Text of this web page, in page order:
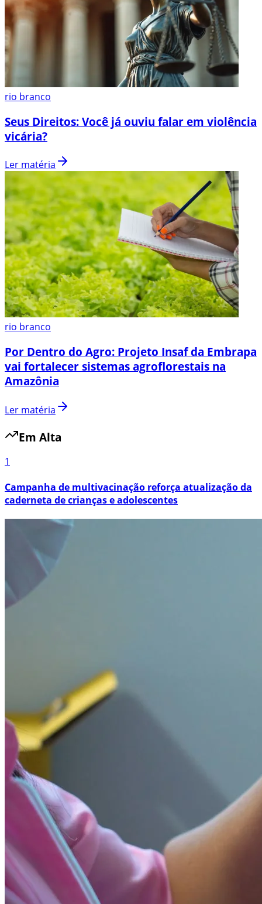
rio branco
Seus Direitos: Você já ouviu falar em violência
vicária?
Ler matéria
rio branco
Por Dentro do Agro: Projeto Insaf da Embrapa
vai fortalecer sistemas agroflorestais na
Amazônia
Ler matéria
Em Alta
1
Campanha de multivacinação reforça atualização da
caderneta de crianças e adolescentes